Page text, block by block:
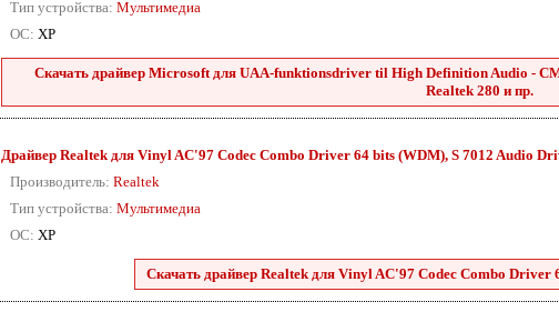
Тип устройства: Мультимедиа
ОС: XP
Скачать драйвер Microsoft для UAA-funktionsdriver til High Definition Audio -
Realtek 280 и пр.
Драйвер Realtek для Vinyl AC'97 Codec Combo Driver 64 bits (WDM), S 7012 Audio
Производитель: Realtek
Тип устройства: Мультимедиа
ОС: XP
Скачать драйвер Realtek для Vinyl AC'97 Codec Combo